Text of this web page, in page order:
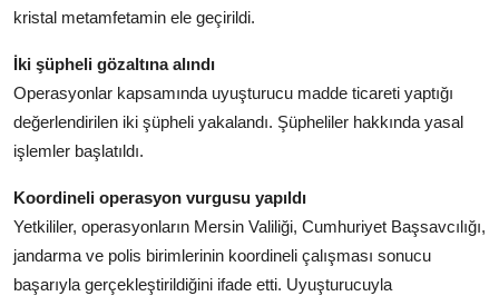
kristal metamfetamin ele geçirildi.
İki şüpheli gözaltınaalındı
Operasyonlar kapsamında uyuşturucu madde ticareti yaptığı
değerlendirilen iki şüpheli yakalandı. Şüpheliler hakkında yasal
işlemler başlatıldı.
Koordineli operasyon vurgusu yapıldı
Yetkililer, operasyonların Mersin Valiliği, Cumhuriyet Başsavcılığı,
jandarma ve polis birimlerinin koordineli çalışması sonucu
başarıyla gerçekleştirildiğini ifade etti. Uyuşturucuyla